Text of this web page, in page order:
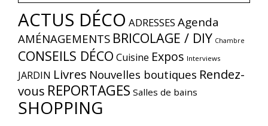
ACTUS DÉCO ADRESSES Agenda
AMÉNAGEMENTS BRICOLAGE / DIY Chambre
CONSEILS DÉCO Cuisine Expos Interviews
JARDIN Livres Nouvelles boutiques Rendez-
vous REPORTAGES Salles de bains
SHOPPING